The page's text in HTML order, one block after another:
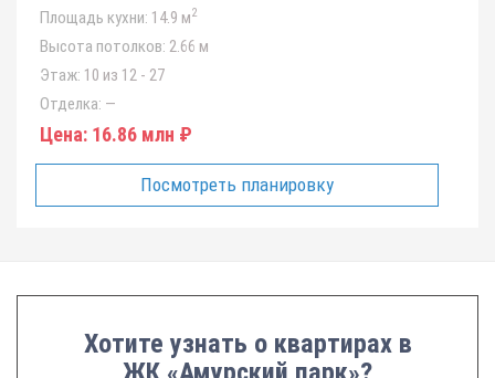
Площадь кухни: 14.9 м2
Высота потолков: 2.66 м
Этаж: 10 из 12 - 27
Отделка: —
Цена: 16.86 млн ₽
Посмотреть планировку
Хотите узнать о квартирах в